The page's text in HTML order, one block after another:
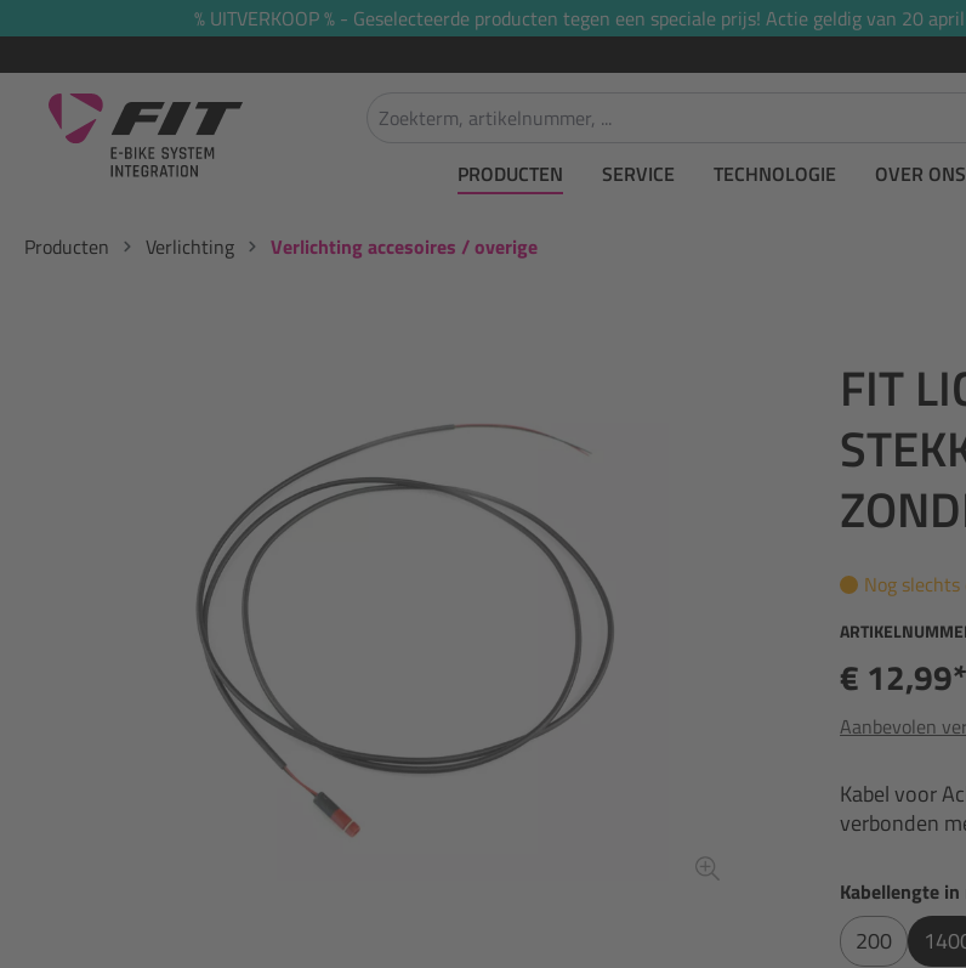
Ga naar de hoofdnavigatie
% UITVERKOOP % - Geselecteerde producten tegen een speciale prijs! Actie geldig van 20
PRODUCTEN SERVICE TECHNOLOGIE OVER ONS
Producten Verlichting Verlichting accesoires / overige
FIT
Nog
€ 12,99*
Aanbevolen
Kabel voor
verbonden
Selecteer
Kabellengte in
200